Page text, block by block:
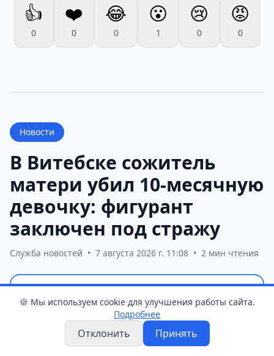
👍
0
❤️
0
😂
0
😮
1
😢
0
😡
0
Новости
В Витебске сожитель
матери убил 10-месячную
девочку: фигурант
заключен под стражу
Служба новостей • 7 августа 2026 г. 11:08 • 2 мин чтения
В Витебске следователи установили
обстоятельства гибели 10-месячного
ребенка. Фигурантом уголовного дела
стал 27-летний сожитель матери
🍪 Мы используем cookie для улучшения работы сайта.
Подробнее
Отклонить Принять